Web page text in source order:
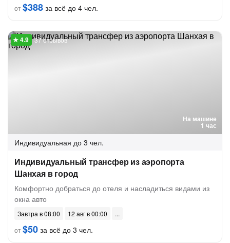
от$388 за всё до 4 чел.
На машине
1 час
37 отзывов
Индивидуальная до 3 чел.
Индивидуальный трансфер из аэропорта
Шанхая в город
Комфортно добраться до отеля и насладиться видами из
окна авто
Завтра в 08:00
12 авг в 00:00
от$50 за всё до 3 чел.